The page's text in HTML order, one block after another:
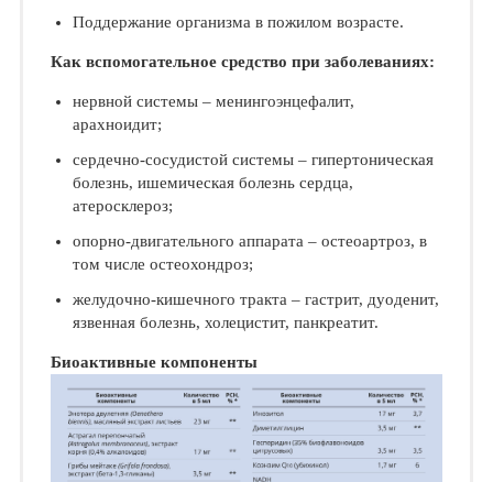
Поддержание организма в пожилом возрасте.
Как вспомогательное средство при заболеваниях:
нервной системы – менингоэнцефалит,
арахноидит;
сердечно-сосудистой системы – гипертоническая
болезнь, ишемическая болезнь сердца,
атеросклероз;
опорно-двигательного аппарата – остеоартроз, в
том числе остеохондроз;
желудочно-кишечного тракта – гастрит, дуоденит,
язвенная болезнь, холецистит, панкреатит.
Биоактивные компоненты